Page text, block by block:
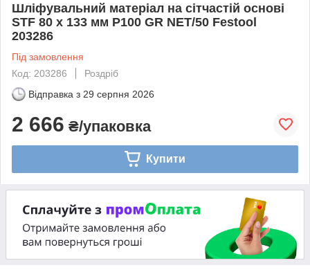
Шліфувальний матеріал на сітчастій основі
STF 80 x 133 мм P100 GR NET/50 Festool
203286
Під замовлення
Код: 203286
Роздріб
Відправка з 29 серпня 2026
2 666 ₴/упаковка
Купити